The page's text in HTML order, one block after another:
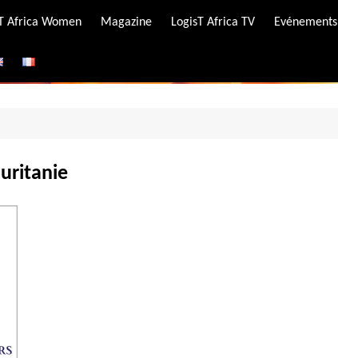
Africa Women Magazine LogisT Africa TV Evénements